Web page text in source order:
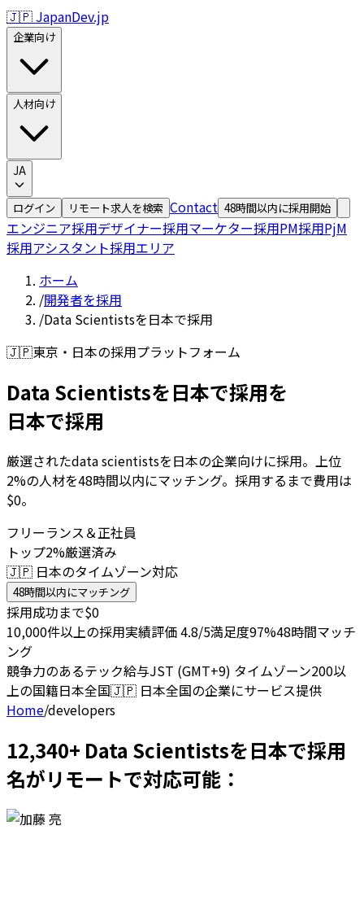
🇯🇵 JapanDev.jp
企業向け
人材向け
JA
ログイン リモート求人を検索 Contact 48時間以内に採用開始
エンジニア採用デザイナー採用マーケター採用PM採用PjM
採用アシスタント採用エリア
ホーム
/開発者を採用
/Data Scientistsを日本で採用
🇯🇵東京・日本の採用プラットフォーム
Data Scientistsを日本で採用を
日本で採用
厳選されたdata scientistsを日本の企業向けに採用。上位
2%の人材を48時間以内にマッチング。採用するまで費用は
$0。
フリーランス＆正社員
トップ2%厳選済み
🇯🇵 日本のタイムゾーン対応
48時間以内にマッチング
採用成功まで$0
10,000件以上の採用実績評価 4.8/5満足度97%48時間マッチ
ング
競争力のあるテック給与JST (GMT+9) タイムゾーン200以
上の国籍日本全国🇯🇵 日本全国の企業にサービス提供
Home/developers
12,340+ Data Scientistsを日本で採用
名がリモートで対応可能：